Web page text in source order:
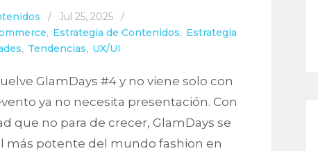
/ Jul 25, 2025
/
, Estrategia de Contenidos, Estrategia
, Tendencias, UX/UI
GlamDays #4 y no viene solo con
ya no necesita presentación. Con
que no para de crecer, GlamDays se
más potente del mundo fashion en